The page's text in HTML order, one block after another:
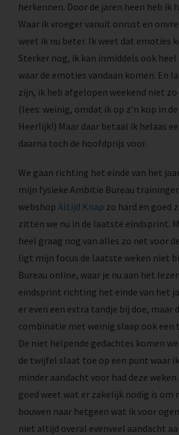
herkennen. Door de jaren heen heb ik
Waar ik vroeger vanuit onrust en
weet ik nu beter. Ik weet dat emoties
Sterker nog, ik kan inmiddels ook
waar de emoties vandaan komen. En
zijn, ik heb afgelopen weekend niet
(lees: weinig, omdat ik op z’n kop in
Heerlijk!) Maar daar betaal ik helaas
daarna toch de hoofdprijs voor.
We gaan richting het einde van het
mijn fysieke Ambitie Bureau
webshop Altijd Knap zo hard en goed
zitten we nu in de laatste eindsprint.
heel graag nog van alles zo net voor
ligt mijn focus de laatste weken niet
Bureau online, waar je nu aan het
eindsprint richting het einde van het
er even een extra tandje bij doe, maar
combinatie met weinig slaap ook een
De niet helpende gedachtes komen
de twijfel slaat toe op een punt waar
minder aandacht voor had deze
goed weet wat er zakelijk nodig is om
bouwen naar hetgeen wat ik voor
niet altijd overal evenveel aandacht